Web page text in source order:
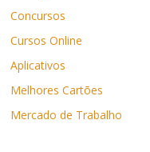
Concursos
Cursos Online
Aplicativos
Melhores Cartões
Mercado de Trabalho